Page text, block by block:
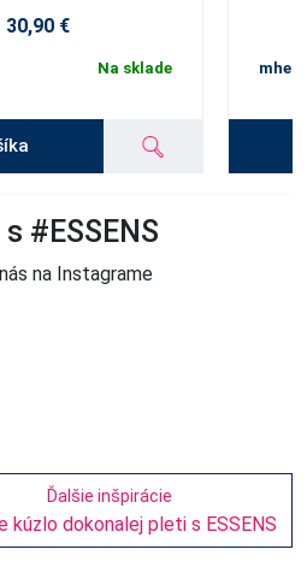
30,90 €
Na sklade mhe12
#ESSENS
na Instagrame
Ďalšie inšpirácie
kúzlo dokonalej pleti s ESSENS